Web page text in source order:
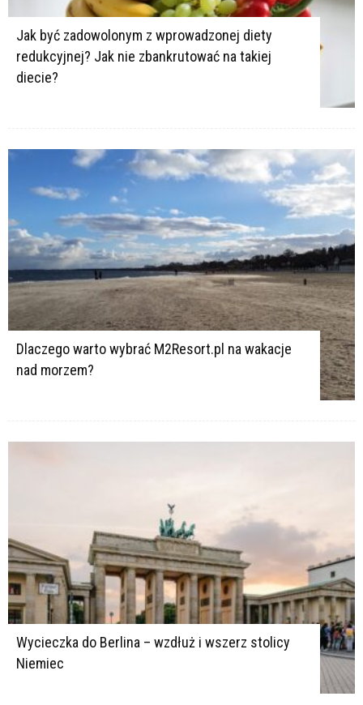
Jak być zadowolonym z wprowadzonej diety
redukcyjnej? Jak nie zbankrutować na takiej
diecie?
Dlaczego warto wybrać M2Resort.pl na wakacje
nad morzem?
Wycieczka do Berlina – wzdłuż i wszerz stolicy
Niemiec